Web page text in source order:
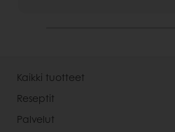
Kaikki tuotteet
Reseptit
Palvelut